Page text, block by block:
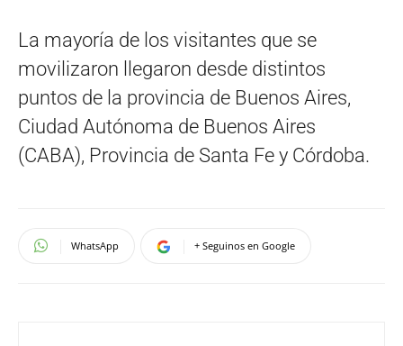
La mayoría de los visitantes que se
movilizaron llegaron desde distintos
puntos de la provincia de Buenos Aires,
Ciudad Autónoma de Buenos Aires
(CABA), Provincia de Santa Fe y Córdoba.
WhatsApp + Seguinos en Google